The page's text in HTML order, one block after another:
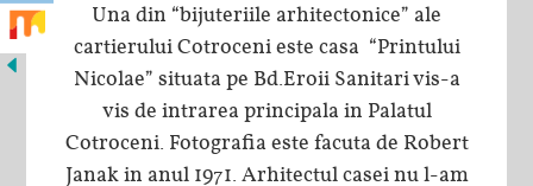
Una din “bijuteriile arhitectonice” ale
cartierului Cotroceni este casa “Printului
Nicolae” situata pe Bd.Eroii Sanitari vis-a
vis de intrarea principala in Palatul
Cotroceni. Fotografia este facuta de Robert
Janak in anul 1971. Arhitectul casei nu l-am